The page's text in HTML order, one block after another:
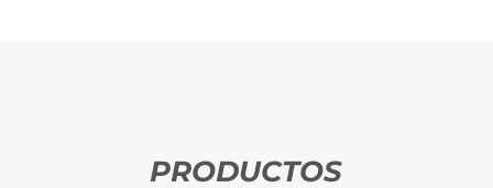
PRODUCTOS